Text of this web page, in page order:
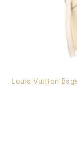
Louis Vuitton